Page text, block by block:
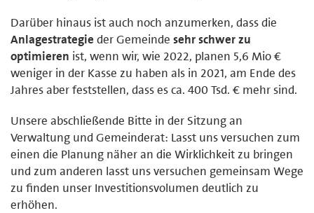
Darüber hinaus ist auch noch anzumerken, dass die
Anlagestrategie der Gemeinde sehr schwer zu
optimieren ist, wenn wir, wie 2022, planen 5,6 Mio €
weniger in der Kasse zu haben als in 2021, am Ende des
Jahres aber feststellen, dass es ca. 400 Tsd. € mehr sind.
Unsere abschließende Bitte in der Sitzung an
Verwaltung und Gemeinderat: Lasst uns versuchen zum
einen die Planung näher an die Wirklichkeit zu bringen
und zum anderen lasst uns versuchen gemeinsam Wege
zu finden unser Investitionsvolumen deutlich zu
erhöhen.